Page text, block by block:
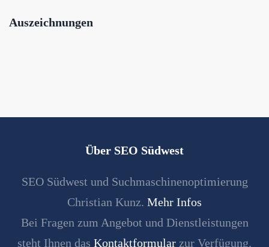
Auszeichnungen
Über SEO Südwest
SEO Südwest und Suchmaschinenoptimierung
Christian Kunz. Mehr Infos
Bei Fragen zum Angebot und Dienstleistungen
steht Ihnen das Kontaktformular zur Verfügung.